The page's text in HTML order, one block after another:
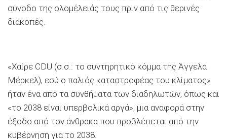
σύνοδο της ολομέλειάς τους πριν από τις θερινές
διακοπές.
«Χαίρε CDU (σ.σ.: το συντηρητικό κόμμα της Άγγελα
Μέρκελ), εσύ ο παλιός καταστροφέας του κλίματος»
ήταν ένα από τα συνθήματα των διαδηλωτών, όπως και
«το 2038 είναι υπερβολικά αργά», μια αναφορά στην
έξοδο από τον άνθρακα που προβλέπεται από την
κυβέρνηση για το 2038.